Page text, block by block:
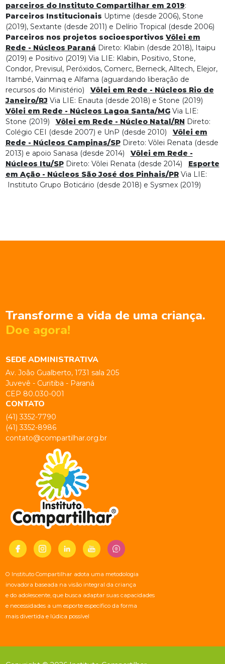
parceiros do Instituto Compartilhar em 2019:
Parceiros Institucionais Uptime (desde 2006), Stone
(2019), Sextante (desde 2011) e Delírio Tropical (desde 2006)
Parceiros nos projetos socioesportivos Vôlei em
Rede - Núcleos Paraná Direto: Klabin (desde 2018), Itaipu
(2019) e Positivo (2019) Via LIE: Klabin, Positivo, Stone,
Condor, Previsul, Peróxidos, Comerc, Berneck, Alltech, Elejor,
Itambé, Vainmaq e Alfama (aguardando liberação de
recursos do Ministério) Vôlei em Rede - Núcleos Rio de
Janeiro/RJ Via LIE: Enauta (desde 2018) e Stone (2019)
Vôlei em Rede - Núcleos Lagoa Santa/MGVia LIE:
Stone (2019) Vôlei em Rede - Núcleo Natal/RN Direto:
Colégio CEI (desde 2007) e UnP (desde 2010) Vôlei em
Rede - Núcleos Campinas/SPDireto: Vôlei Renata (desde
2013) e apoio Sanasa (desde 2014) Vôlei em Rede -
Núcleos Itu/SPDireto: Vôlei Renata (desde 2014) Esporte
em Ação - Núcleos São José dos Pinhais/PRVia LIE:
Instituto Grupo Boticário (desde 2018) e Sysmex (2019)
Transforme a vida de uma criança.
Doe agora!
SEDE ADMINISTRATIVA
Av. João Gualberto, 1731 sala 205
Juvevê - Curitiba - Paraná
CEP 80.030-001
CONTATO
(41) 3352-7790
(41) 3352-8986
contato@compartilhar.org.br
O Instituto Compartilhar adota uma metodologia
inovadora baseada na visão integral da criança
e do adolescente, que busca adaptar suas capacidades
e necessidades a um esporte específico da forma
mais divertida e lúdica possível